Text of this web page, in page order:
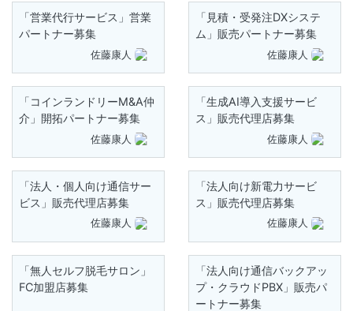
「営業代行サービス」営業
パートナー募集
佐藤康人
「見積・受発注DXシステ
ム」販売パートナー募集
佐藤康人
「コインランドリーM&A仲
介」開拓パートナー募集
佐藤康人
「生成AI導入支援サービ
ス」販売代理店募集
佐藤康人
「法人・個人向け通信サー
ビス」販売代理店募集
佐藤康人
「法人向け新電力サービ
ス」販売代理店募集
佐藤康人
「無人セルフ脱毛サロン」
FC加盟店募集
「法人向け通信バックアッ
プ・クラウドPBX」販売パ
ートナー募集